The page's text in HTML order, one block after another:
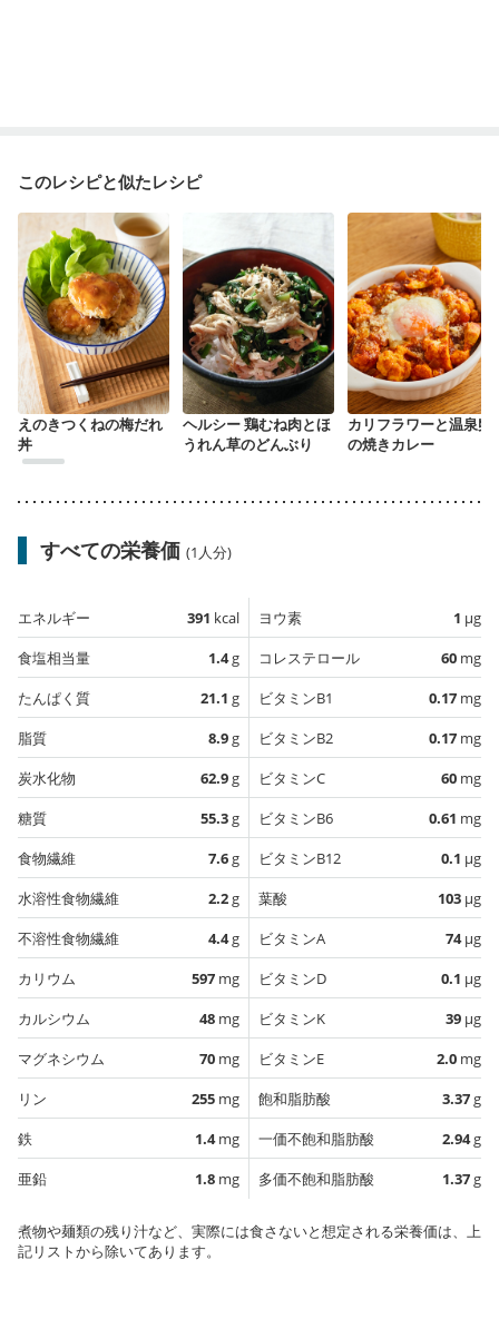
このレシピと似たレシピ
えのきつくねの梅だれ
丼
ヘルシー 鶏むね肉とほ
うれん草のどんぶり
カリフラワーと温泉卵
の焼きカレー
すべての栄養価 (1人分)
エネルギー 391 kcal
食塩相当量
1.4g
たんぱく質
21.1 g
脂質
8.9g
炭水化物
62.9g
糖質
55.3g
食物繊維
7.6g
水溶性食物繊維
2.2g
不溶性食物繊維
4.4g
カリウム
597 mg
カルシウム
48 mg
マグネシウム
70 mg
リン
255 mg
鉄
1.4mg
亜鉛
1.8 mg
ヨウ素 1 µg
コレステロール
60 mg
ビタミンB1
0.17 mg
ビタミンB2
0.17 mg
ビタミンC
60 mg
ビタミンB6
0.61 mg
ビタミンB12
0.1 µg
葉酸
103 µg
ビタミンA
74µg
ビタミンD
0.1 µg
ビタミンK
39 µg
ビタミンE
2.0 mg
飽和脂肪酸
3.37g
一価不飽和脂肪酸
2.94g
多価不飽和脂肪酸
1.37g
煮物や麺類の残り汁など、実際には食さないと想定される栄養価は、上
記リストから除いてあります。